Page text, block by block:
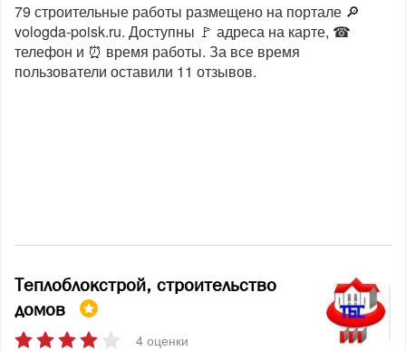
79 строительные работы размещено на портале 🔎
vologda-poisk.ru. Доступны 🚩 адреса на карте, ☎
телефон и ⏰ время работы. За все время
пользователи оставили 11 отзывов.
Теплоблокстрой, cтроительство
домов
4 оценки